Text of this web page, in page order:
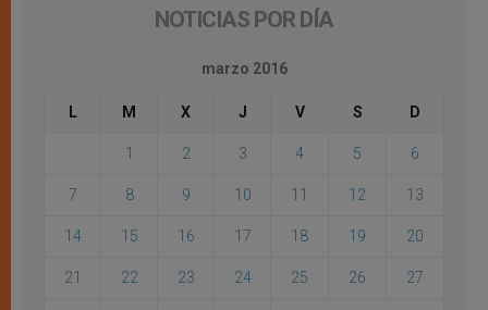
NOTICIAS POR DÍA
marzo 2016
L M X J V S D
1 2 3 4 5 6
7 8 9 10 11 12 13
14 15 16 17 18 19 20
21 22 23 24 25 26 27